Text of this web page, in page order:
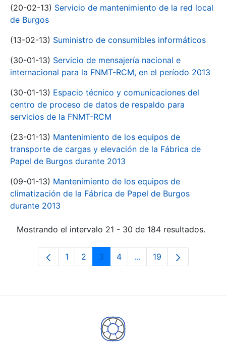
(20-02-13) Servicio de mantenimiento de la red local
de Burgos
(13-02-13) Suministro de consumibles informáticos
(30-01-13) Servicio de mensajería nacional e
internacional para la FNMT-RCM, en el período 2013
(30-01-13) Espacio técnico y comunicaciones del
centro de proceso de datos de respaldo para
servicios de la FNMT-RCM
(23-01-13) Mantenimiento de los equipos de
transporte de cargas y elevación de la Fábrica de
Papel de Burgos durante 2013
(09-01-13) Mantenimiento de los equipos de
climatización de la Fábrica de Papel de Burgos
durante 2013
Mostrando el intervalo 21 - 30 de 184 resultados.
Página
1 Página
2 Página
3 Página
4 ...Páginas intermedias
Página
19